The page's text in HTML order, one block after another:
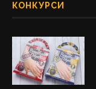
КОНКУРСИ